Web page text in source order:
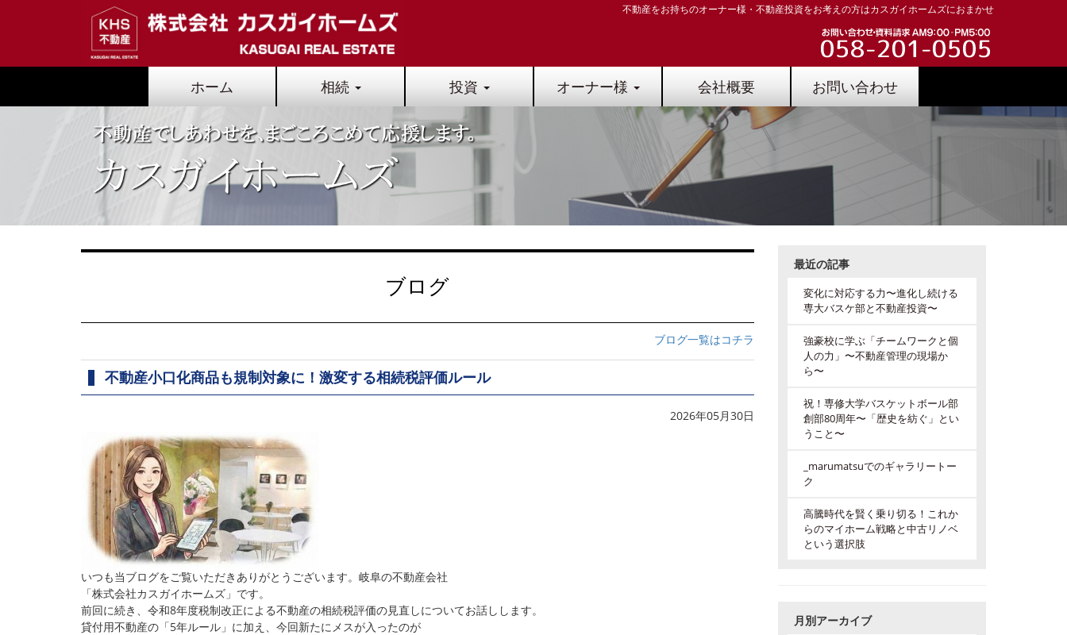
不動産をお持ちのオーナー様・不動産投資をお考えの方はカスガイホームズにおまかせ
ホーム 相続 投資 オーナー様 会社概要 お問い合わせ
ブログ
ブログ一覧はコチラ
不動産小口化商品も規制対象に！激変する相続税評価ルール
2026年05月30日
いつも当ブログをご覧いただきありがとうございます。岐阜の不動産会社
「株式会社カスガイホームズ」です。
前回に続き、令和8年度税制改正による不動産の相続税評価の見直しについてお話しします。
貸付用不動産の「5年ルール」に加え、今回新たにメスが入ったのが
最近の記事
変化に対応する力〜進化し続ける
専大バスケ部と不動産投資〜
強豪校に学ぶ「チームワークと個
人の力」〜不動産管理の現場か
ら〜
祝！専修大学バスケットボール部
創部80周年〜「歴史を紡ぐ」とい
うこと〜
_marumatsuでのギャラリートー
ク
高騰時代を賢く乗り切る！これか
らのマイホーム戦略と中古リノベ
という選択肢
月別アーカイブ